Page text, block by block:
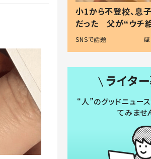
小1から不登校、息子
だった 父が“ウチ
る理由とは #令和
SNSで話題
ライター
“人”のグッドニュー
てみませ